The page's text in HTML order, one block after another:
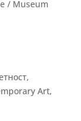
/ Museum
Art,